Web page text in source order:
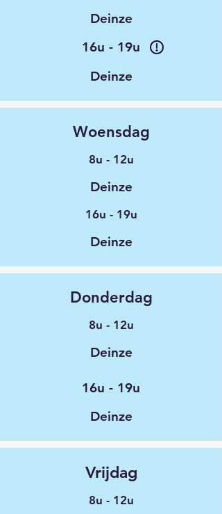
Deinze
16u - 19u
Deinze
Woensdag
8u - 12u
Deinze
16u - 19u
Deinze
Donderdag
8u - 12u
Deinze
16u - 19u
Deinze
Vrijdag
8u - 12u